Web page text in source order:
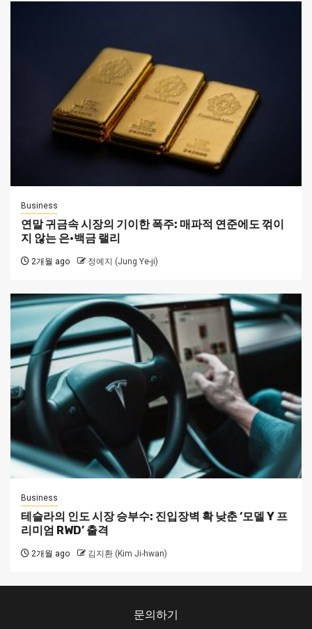
Business
연말 귀금속 시장의 기이한 폭주: 매파적 연준에도 꺾이
지 않는 은·백금 랠리
2개월 ago 정예지 (Jung Ye-ji)
Business
테슬라의 인도 시장 승부수: 진입장벽 확 낮춘 ‘모델 Y 프
리미엄 RWD’ 출격
2개월 ago 김지환 (Kim Ji-hwan)
문의하기